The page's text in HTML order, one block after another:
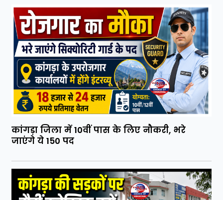
कांगड़ा जिला में 10वीं पास के लिए नौकरी, भरे
जाएंगे ये 150 पद